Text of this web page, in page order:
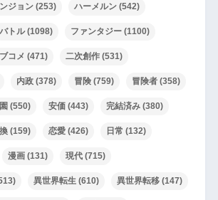
ジョン(253) ハーメルン(542)
バトル(1098) ファンタジー(1100)
コメ (471) 二次創作(531)
内政(378) 冒険(759) 冒険者(358)
(550) 安価(443) 完結済み(380)
(159) 恋愛(426) 日常 (132)
漫画(131) 現代(715)
異世界転生(610) 異世界転移(147)